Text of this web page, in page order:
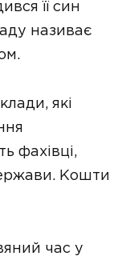
її син
називає
які
фахівці,
Кошти
час у